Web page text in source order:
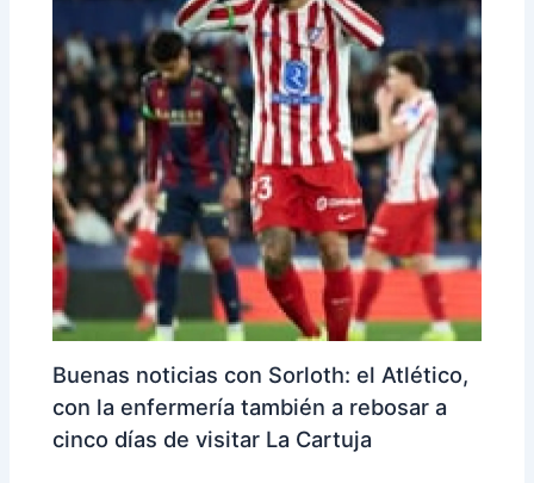
Buenas noticias con Sorloth: el Atlético,
con la enfermería también a rebosar a
cinco días de visitar La Cartuja